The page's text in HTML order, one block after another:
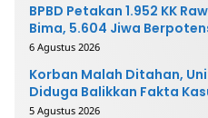
BPBD Petakan 1.952 KK
Bima, 5.604 Jiwa
6 Agustus 2026
Korban Malah Ditahan,
Diduga Balikkan Fakta
5 Agustus 2026